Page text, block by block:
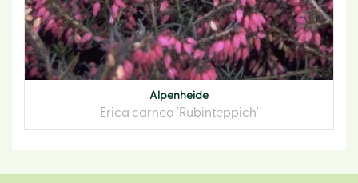
Alpenheide
Erica carnea 'Rubinteppich'